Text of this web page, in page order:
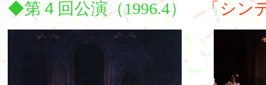
◆第４回公演（1996.4）「シン